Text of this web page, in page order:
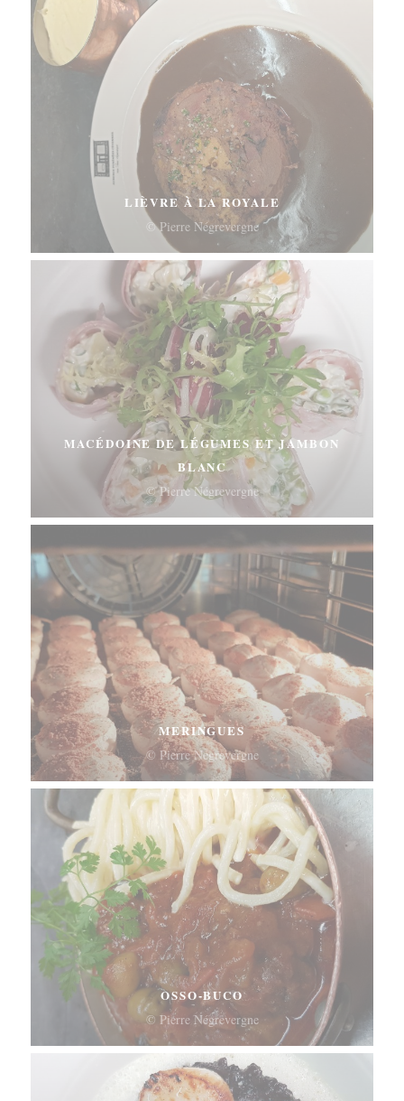
LIÈVRE À LA ROYALE
© Pierre Négrevergne
MACÉDOINE DE LÉGUMES ET JAMBON
BLANC
© Pierre Négrevergne
MERINGUES
© Pierre Négrevergne
OSSO-BUCO
© Pierre Négrevergne